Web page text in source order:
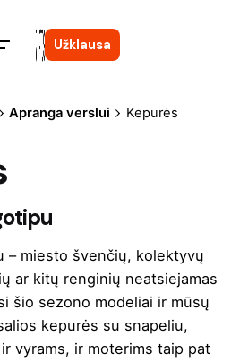
Užklausa
Apranga verslui Kepurės
– miesto švenčių, kolektyvų
ar kitų renginių neatsiejamas
šio sezono modeliai ir mūsų
kepurės su snapeliu,
vyrams, ir moterims taip pat